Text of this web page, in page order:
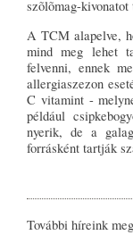
szõlõmag-
A TCM alapelve,
mind meg lehet
felvenni, ennek
allergiaszezon
C vitamint -
például
nyerik, de a
forrásként tartják
További híreink